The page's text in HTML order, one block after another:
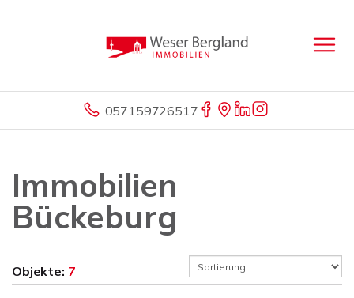
057159726517
Immobilien
Bückeburg
Objekte: 7